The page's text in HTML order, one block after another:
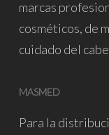
marcas
cosméticos, de
cuidado del
MASMED
Para la